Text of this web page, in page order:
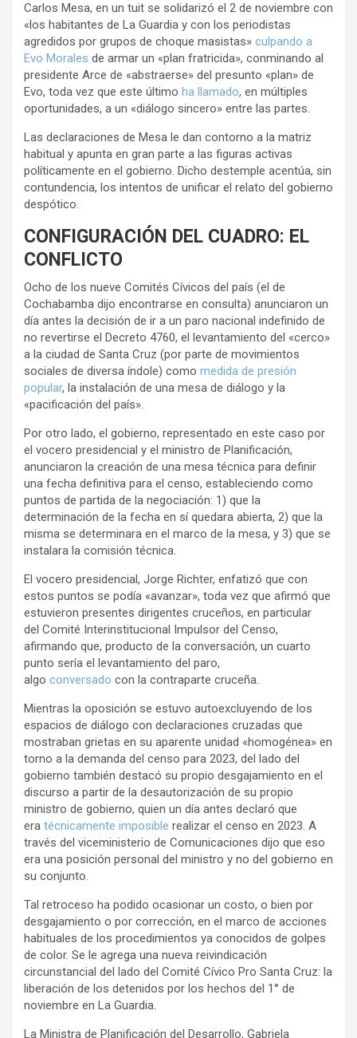
Carlos Mesa, en un tuit se solidarizó el 2 de noviembre con
«los habitantes de La Guardia y con los periodistas
agredidos por grupos de choque masistas» culpando a
Evo Morales de armar un «plan fratricida», conminando al
presidente Arce de «abstraerse» del presunto «plan» de
Evo, toda vez que este último ha llamado, en múltiples
oportunidades, a un «diálogo sincero» entre las partes.
Las declaraciones de Mesa le dan contorno a la matriz
habitual y apunta en gran parte a las figuras activas
políticamente en el gobierno. Dicho destemple acentúa, sin
contundencia, los intentos de unificar el relato del gobierno
despótico.
CONFIGURACIÓN DEL CUADRO: EL
CONFLICTO
Ocho de los nueve Comités Cívicos del país (el de
Cochabamba dijo encontrarse en consulta) anunciaron un
día antes la decisión de ir a un paro nacional indefinido de
no revertirse el Decreto 4760, el levantamiento del «cerco»
a la ciudad de Santa Cruz (por parte de movimientos
sociales de diversa índole) como medida de presión
popular, la instalación de una mesa de diálogo y la
«pacificación del país».
Por otro lado, el gobierno, representado en este caso por
el vocero presidencial y el ministro de Planificación,
anunciaron la creación de una mesa técnica para definir
una fecha definitiva para el censo, estableciendo como
puntos de partida de la negociación: 1) que la
determinación de la fecha en sí quedara abierta, 2) que la
misma se determinara en el marco de la mesa, y 3) que se
instalara la comisión técnica.
El vocero presidencial, Jorge Richter, enfatizó que con
estos puntos se podía «avanzar», toda vez que afirmó que
estuvieron presentes dirigentes cruceños, en particular
del Comité Interinstitucional Impulsor del Censo,
afirmando que, producto de la conversación, un cuarto
punto sería el levantamiento del paro,
algo conversado con la contraparte cruceña.
Mientras la oposición se estuvo autoexcluyendo de los
espacios de diálogo con declaraciones cruzadas que
mostraban grietas en su aparente unidad «homogénea» en
torno a la demanda del censo para 2023, del lado del
gobierno también destacó su propio desgajamiento en el
discurso a partir de la desautorización de su propio
ministro de gobierno, quien un día antes declaró que
era técnicamente imposible realizar el censo en 2023. A
través del viceministerio de Comunicaciones dijo que eso
era una posición personal del ministro y no del gobierno en
su conjunto.
Tal retroceso ha podido ocasionar un costo, o bien por
desgajamiento o por corrección, en el marco de acciones
habituales de los procedimientos ya conocidos de golpes
de color. Se le agrega una nueva reivindicación
circunstancial del lado del Comité Cívico Pro Santa Cruz: la
liberación de los detenidos por los hechos del 1° de
noviembre en La Guardia.
La Ministra de Planificación del Desarrollo, Gabriela